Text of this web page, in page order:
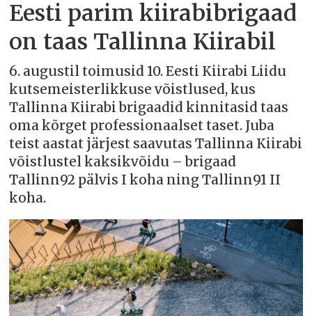
Eesti parim kiirabibrigaad
on taas Tallinna Kiirabil
6. augustil toimusid 10. Eesti Kiirabi Liidu
kutsemeisterlikkuse võistlused, kus
Tallinna Kiirabi brigaadid kinnitasid taas
oma kõrget professionaalset taset. Juba
teist aastat järjest saavutas Tallinna Kiirabi
võistlustel kaksikvõidu – brigaad
Tallinn92 pälvis I koha ning Tallinn91 II
koha.